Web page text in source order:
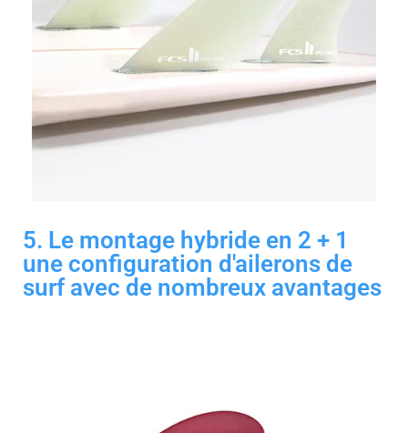
5. Le montage hybride en 2 + 1
une configuration d'ailerons de
surf avec de nombreux avantages